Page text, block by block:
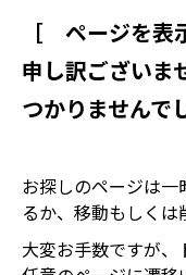
［ ページを表
申し訳ございま
つかりませんで
お探しのページは
るか、移動もしくは
大変お手数ですが、